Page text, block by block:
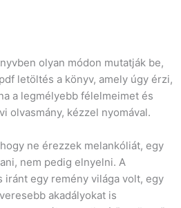
olyan módon mutatják be,
letöltés a könyv, amely úgy érzi,
a legmélyebb félelmeimet és
olvasmány, kézzel nyomával.
ne érezzek melankóliát, egy
nem pedig elnyelni. A
iránt egy remény világa volt, egy
akadályokat is